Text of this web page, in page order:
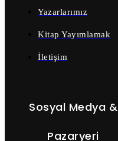
Yazarlarımız
Kitap Yayımlamak
İletişim
Sosyal Medya &
Pazaryeri